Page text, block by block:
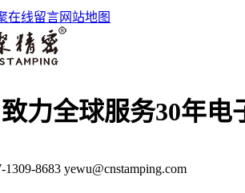
在线留言网站地图
力全球服务30年电
1309-8683 yewu@cnstamping.com